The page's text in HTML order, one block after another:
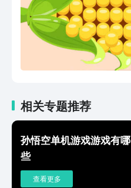
相关专题推荐
孙悟空单机游戏游戏有哪
些
查看更多